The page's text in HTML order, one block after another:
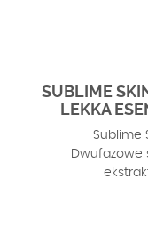
SUBLIME
LEKKA
Sublime
Dwufazowe